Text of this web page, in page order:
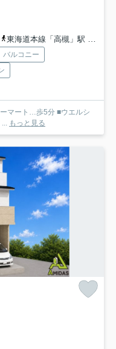
東海道本線「高槻」駅 徒歩23分
バルコニー
マート…歩5分 ■ウエルシ
もっと見る